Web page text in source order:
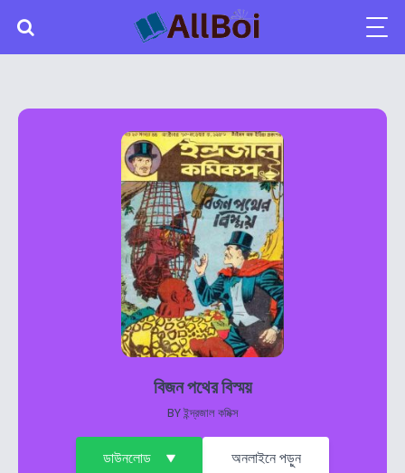
বিজন পথের বিস্ময়
BYইন্দ্রজাল কমিক্স
ডাউনলোড অনলাইনে পড়ুন